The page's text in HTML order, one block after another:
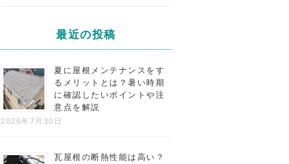
最近の投稿
夏に屋根メンテナンスをす
るメリットとは？暑い時期
に確認したいポイントや注
意点を解説
2026年7月30日
瓦屋根の断熱性能は高い？